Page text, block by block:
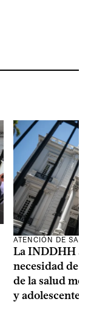
ATENCIÓN DE
La INDDHH
necesidad de
de la salud
y adolescentes